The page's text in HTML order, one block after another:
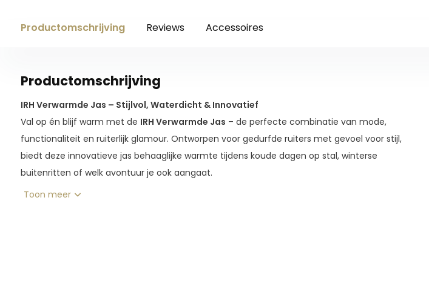
Productomschrijving Reviews Accessoires
Productomschrijving
IRH Verwarmde Jas – Stijlvol, Waterdicht & Innovatief
Val op én blijf warm met de IRH Verwarmde Jas – de perfecte combinatie van mode,
functionaliteit en ruiterlijk glamour. Ontworpen voor gedurfde ruiters met gevoel voor stijl,
biedt deze innovatieve jas behaaglijke warmte tijdens koude dagen op stal, winterse
buitenritten of welk avontuur je ook aangaat.
Dankzij degeavanceerde Heat Tech-technologie
Toon meer